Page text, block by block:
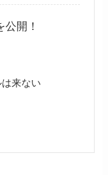
開！
来ない